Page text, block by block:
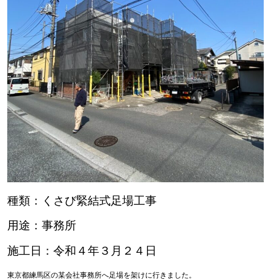
種類：くさび緊結式足場工事
用途：事務所
施工日：令和４年３月２４日
東京都練馬区の某会社事務所へ足場を架けに行きました。